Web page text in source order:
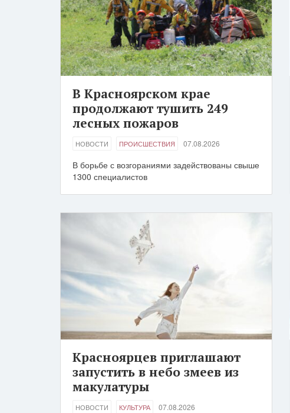
В Красноярском крае
продолжают тушить 249
лесных пожаров
НОВОСТИ ПРОИСШЕСТВИЯ 07.08.2026
В борьбе с возгораниями задействованы свыше
1300 специалистов
Красноярцев приглашают
запустить в небо змеев из
макулатуры
НОВОСТИ КУЛЬТУРА 07.08.2026